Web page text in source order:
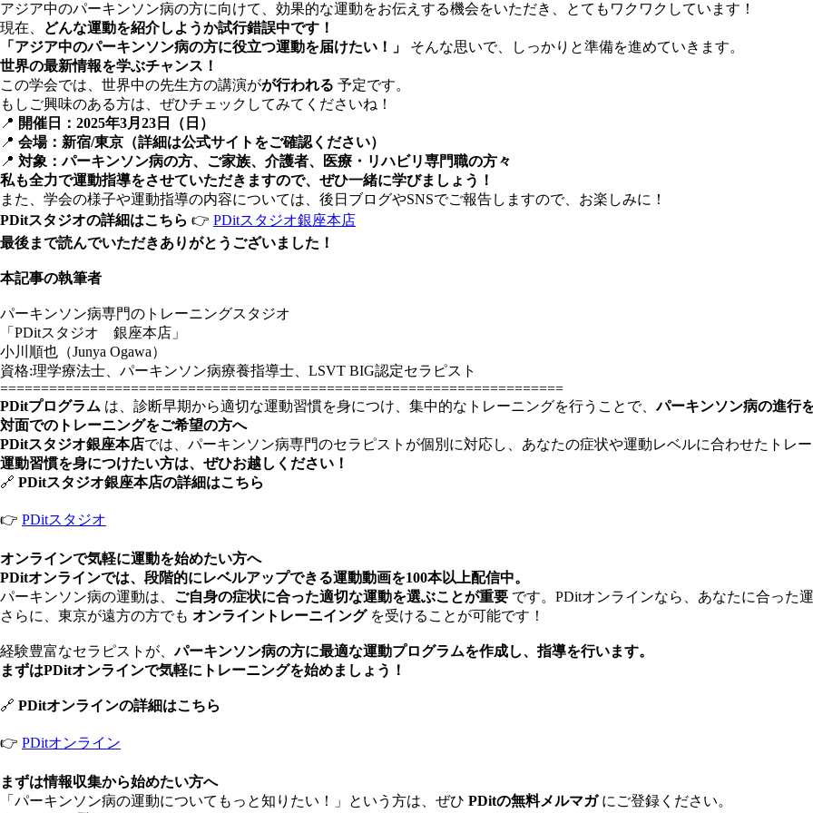
アジア中のパーキンソン病の方に向けて、効果的な運動をお伝えする機会をいただき、とてもワクワクしています！
現在、
どんな運動を紹介しようか試行錯誤中です！
「アジア中のパーキンソン病の方に役立つ運動を届けたい！」
そんな思いで、しっかりと準備を進めていきます。
世界の最新情報を学ぶチャンス！
この学会では、世界中の先生方の講演がが行われる 予定です。
もしご興味のある方は、ぜひチェックしてみてくださいね！
📍 開催日：2025年3月23日（日）
📍 会場：新宿/東京（詳細は公式サイトをご確認ください）
📍 対象：パーキンソン病の方、ご家族、介護者、医療・リハビリ専門職の方々
私も全力で運動指導をさせていただきますので、ぜひ一緒に学びましょう！
また、学会の様子や運動指導の内容については、後日ブログやSNSでご報告しますので、お楽しみに！
PDitスタジオの詳細はこちら 👉 PDitスタジオ銀座本店
最後まで読んでいただきありがとうございました！
本記事の執筆者
パーキンソン病専門のトレーニングスタジオ
「PDitスタジオ 銀座本店」
小川順也（Junya Ogawa）
資格:理学療法士、パーキンソン病療養指導士、LSVT BIG認定セラピスト
=====================================================================
PDitプログラム は、診断早期から適切な運動習慣を身につけ、集中的なトレーニングを行うことで、パーキンソン病の進行
対面でのトレーニングをご希望の方へ
PDitスタジオ銀座本店では、パーキンソン病専門のセラピストが個別に対応し、あなたの症状や運動レベルに合わせたトレー
運動習慣を身につけたい方は、ぜひお越しください！
🔗 PDitスタジオ銀座本店の詳細はこちら
👉 PDitスタジオ
オンラインで気軽に運動を始めたい方へ
PDitオンラインでは、段階的にレベルアップできる運動動画を100本以上配信中。
パーキンソン病の運動は、 ご自身の症状に合った適切な運動を選ぶことが重要 です。PDitオンラインなら、あなたに合った
さらに、東京が遠方の方でも オンライントレーニイングを受けることが可能です！
経験豊富なセラピストが、パーキンソン病の方に最適な運動プログラムを作成し、指導を行います。
まずはPDitオンラインで気軽にトレーニングを始めましょう！
🔗 PDitオンラインの詳細はこちら
👉 PDitオンライン
まずは情報収集から始めたい方へ
「パーキンソン病の運動についてもっと知りたい！」という方は、ぜひ PDitの無料メルマガにご登録ください。